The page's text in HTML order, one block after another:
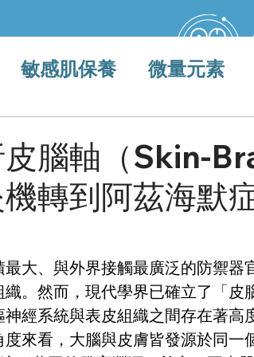
敏感肌保養 微量元素
腦軸（Skin-
轉到阿茲海默
最大、與外界接觸最廣泛的防禦器
。然而，現代學界已確立了「皮
經系統與表皮組織之間存在著高
度來看，大腦與皮膚皆發源於同